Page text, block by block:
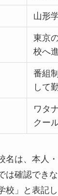
山形
東京
校へ
番組
して
ワタ
クー
名は、本人
は確認でき
校」と表記し